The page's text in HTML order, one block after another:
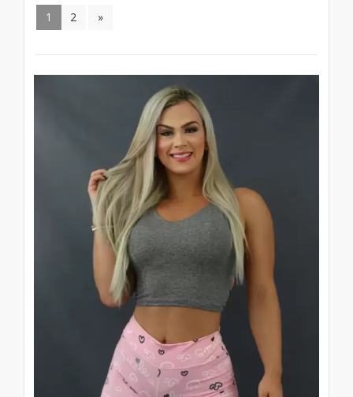
início à maratona de exercícios aeróbicos e
treinos de musculação ao ar livre ou na
academia, mas, sem deixar o estilo de lado,
A moda fitness veio com tudo e hoje já faz
parte do guarda-roupa das mulheres que
malham. A maioria costuma usar calças
com cores escuras ou estampadas, com o
objetivo de disfarçar aquela “gordurinha”
que incomoda. Outras, preferem macacões
com decotes nas costas ou shorts que
destacam as pernas.
Na hora do treino, ter conforto é
fundamental e os macacões são excelentes
1 2 »